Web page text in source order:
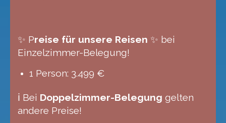
✨ Preise für unsere Reisen ✨ bei
Einzelzimmer-Belegung!
1 Person: 3.499 €
ℹ️ Bei Doppelzimmer-Belegung gelten
andere Preise!